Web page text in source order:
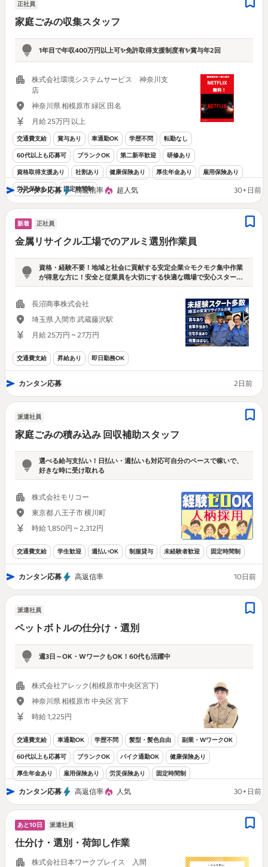
正社員
家庭ごみの収集スタッフ
1年目で年収400万円以上可✨免許取得支援制度有✨賞与年2回
株式会社環境システムサービス 神奈川支
店
神奈川県 相模原市 緑区 田名
月給 25万円 以上
交通費支給 賞与あり 車通勤OK 学歴不問 転勤なし
60代以上も応募可 ブランクOK 第二新卒歓迎 研修あり
資格取得支援あり 社割あり 健康保険あり 厚生年金あり 雇用保険あり
労災保険あり 固定時間制
カンタン応募 高返信率 超人気 30+日前
新着 正社員
金属リサイクル工場でのアルミ選別作業員
資格・経験不要！地域と社会に貢献する安定企業☆モクモク集中作業
が得意な方に！安全と従業員を大切にする快適な職場で安心スター
ト！
長沼商事株式会社
埼玉県 入間市 武蔵藤沢駅
月給 25万円 ~ 27万円
交通費支給 昇給あり 即日勤務OK
カンタン応募 2日前
派遣社員
家庭ごみの積み込み 回収補助スタッフ
選べる給与支払い！日払い・週払いも対応可自分のペースで稼いで、
好きな時に受け取れる
株式会社モリコー
東京都 八王子市 横川町
時給 1,850円 ~ 2,312円
交通費支給 学生歓迎 週払いOK 制服貸与 未経験者歓迎 固定時間制
カンタン応募 高返信率 10日前
派遣社員
ペットボトルの仕分け・選別
週3日～OK・WワークもOK！60代も活躍中
株式会社アレック(相模原市中央区宮下)
神奈川県 相模原市 中央区 宮下
時給 1,225円
交通費支給 車通勤OK 学歴不問 髪型・髪色自由 副業・WワークOK
60代以上も応募可 ブランクOK バイク通勤OK 健康保険あり
厚生年金あり 雇用保険あり 労災保険あり 固定時間制
カンタン応募 高返信率 人気 30+日前
あと10日 派遣社員
仕分け・選別・荷卸し作業
株式会社日本ワークプレイス 入間